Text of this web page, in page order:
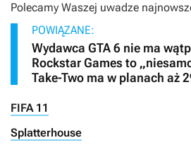
Polecamy Waszej uwadze
POWIĄZANE:
Wydawca GTA 6 nie ma
Rockstar Games to
Take-Two ma w planach aż
FIFA 11
Splatterhouse